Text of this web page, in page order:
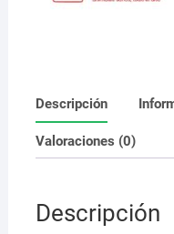
Descripción
Valoraciones (0)
Descripción